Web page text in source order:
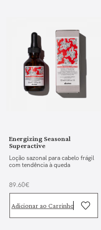
Energizing Seasonal
Superactive
Loção sazonal para cabelo frágil
com tendência à queda
89.60€
Adicionar ao Carrinho